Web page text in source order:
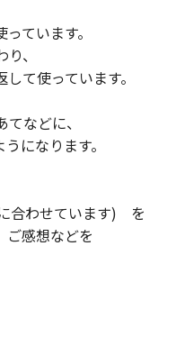
ています。
、
て使っています。
などに、
になります。
合わせています) を
ご感想などを